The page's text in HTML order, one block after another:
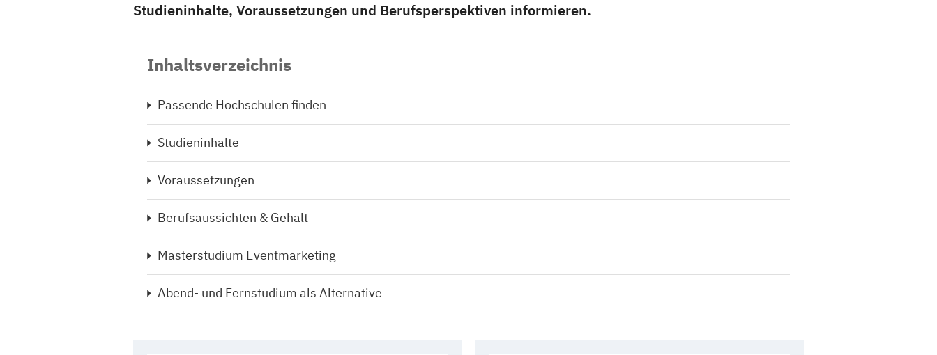
Studieninhalte, Voraussetzungen und Berufsperspektiven informieren.
Inhaltsverzeichnis
Passende Hochschulen finden
Studieninhalte
Voraussetzungen
Berufsaussichten & Gehalt
Masterstudium Eventmarketing
Abend- und Fernstudium als Alternative